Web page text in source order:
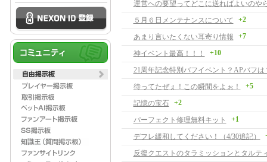
運営への要望ってどこに送ればよいのや
５月６日メンテナンスについて
+2
あまり言いたくない耳寄り情報 +7
神イベント最高！！！ +10
21周年記念特別バフイベント？APバフは
待ってたぜぇ！この瞬間をよぉ！
+5
記憶の宝石 +2
パーフェクト修理無料キット +1
デフレ緩和してください！（4/30追記）